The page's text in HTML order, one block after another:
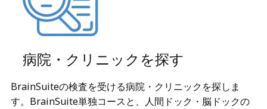
病院・クリニックを探す
BrainSuiteの検査を受ける病院・クリニックを探しま
す。BrainSuite単独コースと、人間ドック・脳ドックの